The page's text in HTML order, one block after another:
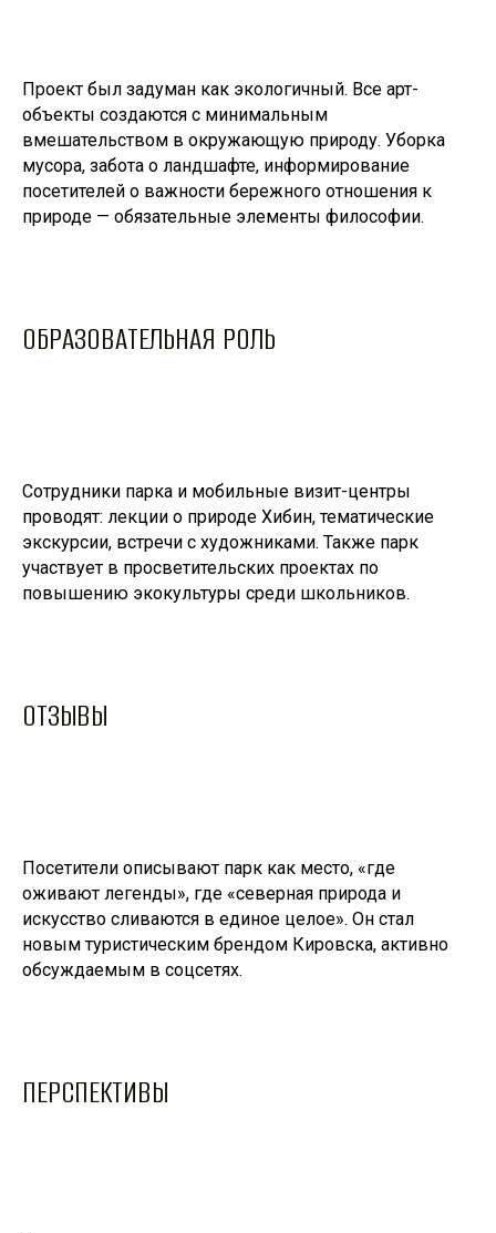
Проект был задуман как экологичный. Все арт-
объекты создаются с минимальным
вмешательством в окружающую природу. Уборка
мусора, забота о ландшафте, информирование
посетителей о важности бережного отношения к
природе — обязательные элементы философии.
ОБРАЗОВАТЕЛЬНАЯ РОЛЬ
Сотрудники парка и мобильные визит-центры
проводят: лекции о природе Хибин, тематические
экскурсии, встречи с художниками. Также парк
участвует в просветительских проектах по
повышению экокультуры среди школьников.
ОТЗЫВЫ
Посетители описывают парк как место, «где
оживают легенды», где «северная природа и
искусство сливаются в единое целое». Он стал
новым туристическим брендом Кировска, активно
обсуждаемым в соцсетях.
ПЕРСПЕКТИВЫ